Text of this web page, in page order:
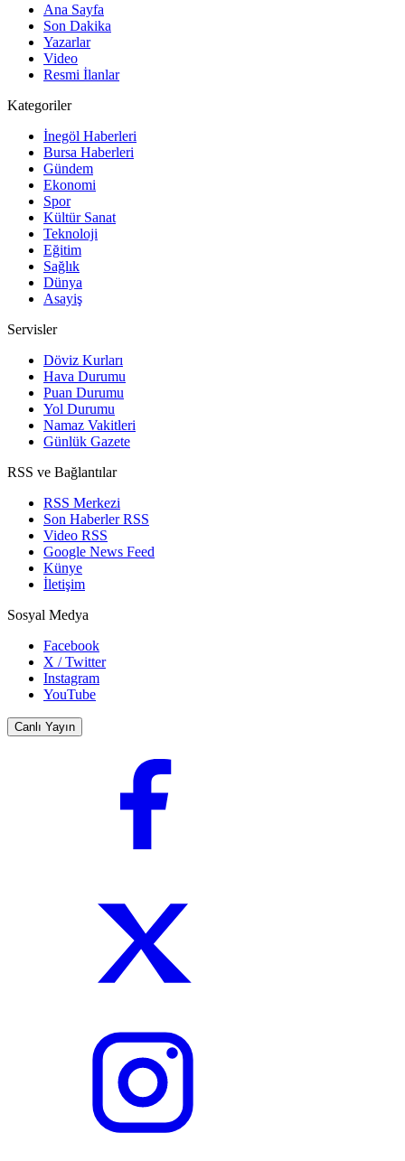
Ana Sayfa
Son Dakika
Yazarlar
Video
Resmi İlanlar
Kategoriler
İnegöl Haberleri
Bursa Haberleri
Gündem
Ekonomi
Spor
Kültür Sanat
Teknoloji
Eğitim
Sağlık
Dünya
Asayiş
Servisler
Döviz Kurları
Hava Durumu
Puan Durumu
Yol Durumu
Namaz Vakitleri
Günlük Gazete
RSS ve Bağlantılar
RSS Merkezi
Son Haberler RSS
Video RSS
Google News Feed
Künye
İletişim
Sosyal Medya
Facebook
X / Twitter
Instagram
YouTube
Canlı Yayın